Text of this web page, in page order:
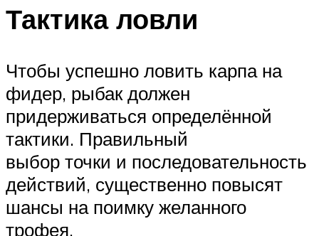
Тактика ловли
Чтобы успешно ловить карпа на
фидер, рыбак должен
придерживаться определённой
тактики. Правильный
выбор точки и последовательность
действий, существенно повысят
шансы на поимку желанного
трофея.